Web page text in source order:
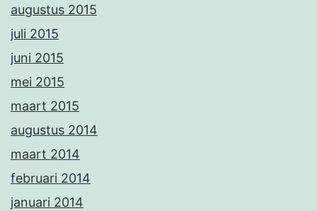
augustus 2015
juli 2015
juni 2015
mei 2015
maart 2015
augustus 2014
maart 2014
februari 2014
januari 2014